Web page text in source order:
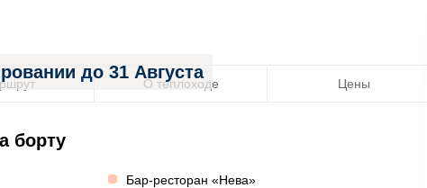
до 31 Августа
О теплоходе Цены
борту
Бар-ресторан «Нева»